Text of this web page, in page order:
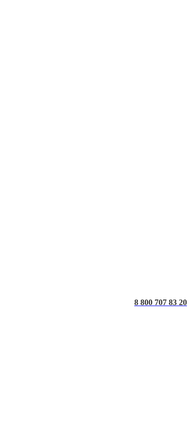
8 800 707 83 20